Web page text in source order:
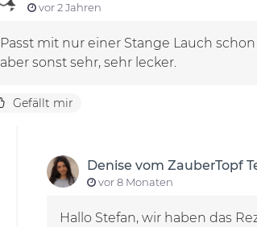
vor 2 Jahren
Passt mit nur einer Stange Lauch
aber sonst sehr, sehr lecker.
Gefällt mir
Denise vom ZauberTopf
vor 8 Monaten
Hallo Stefan, wir haben das